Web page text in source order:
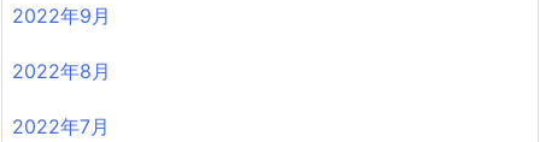
2022年9月
2022年8月
2022年7月